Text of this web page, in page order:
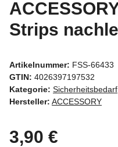
Strips
Artikelnummer: FSS-66433
GTIN: 4026397197532
Kategorie: Sicherheitsbedarf
Hersteller: ACCESSORY
3,90 €